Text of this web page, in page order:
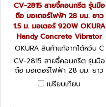
CV-2815 สายจี้คอนกรีต รุ่นมือ
ถือ มอเตอร์ไฟฟ้า 28 มม. ยาว
1.5 ม. มอเตอร์ 920W OKURA
Handy Concrete Vibrator
OKURA สินค้าแท้จากไต้หวัน C
V-2815
CV-2815 สายจี้คอนกรีต รุ่นมือ
ถือ มอเตอร์ไฟฟ้า 28 มม. ยาว
1.5 ม. มอเตอร์ 920W OKURA
Handy Concrete Vibrator
เปรียบเทียบ